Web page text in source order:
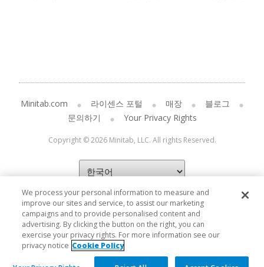
Minitab.com 라이센스 포털 매장
블로그
문의하기
Your Privacy Rights
Copyright © 2026 Minitab, LLC. All rights Reserved.
We process your personal information to measure and
improve our sites and service, to assist our marketing
campaigns and to provide personalised content and
advertising. By clicking the button on the right, you can
exercise your privacy rights. For more information see our
privacy notice Cookie Policy